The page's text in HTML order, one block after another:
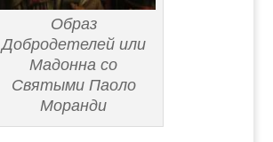
Образ
Добродетелей или
Мадонна со
Святыми Паоло
Моранди